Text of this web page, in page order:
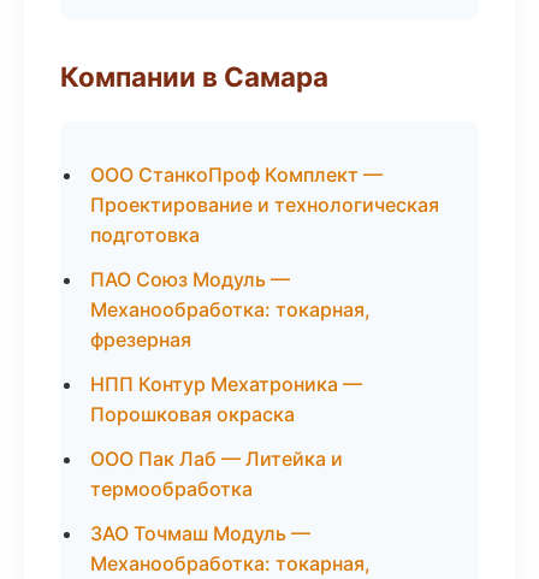
Компании в Самара
ООО СтанкоПроф Комплект —
Проектирование и технологическая
подготовка
ПАО Союз Модуль —
Механообработка: токарная,
фрезерная
НПП Контур Мехатроника —
Порошковая окраска
ООО Пак Лаб — Литейка и
термообработка
ЗАО Точмаш Модуль —
Механообработка: токарная,